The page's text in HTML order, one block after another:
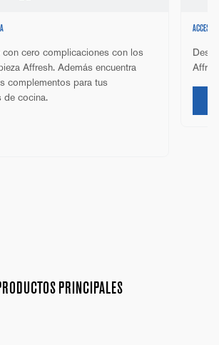
cero complicaciones con los
Affresh. Además encuentra
complementos para tus
de cocina.
PRINCIPALES